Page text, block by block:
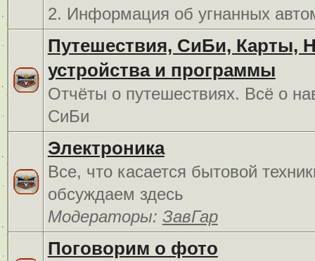
2. Информация об угнанных
Путешествия, СиБи, Карты,
устройства и программы
Отчёты о путешествиях. Всё о
СиБи
Электроника
Все, что касается бытовой
обсуждаем здесь
Модераторы: ЗавГар
Поговорим о фото